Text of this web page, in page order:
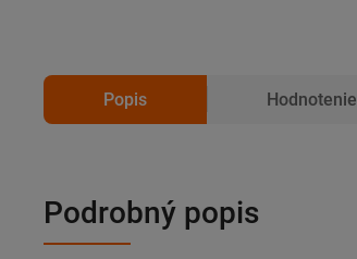
Popis Hodnotenie
Podrobný popis